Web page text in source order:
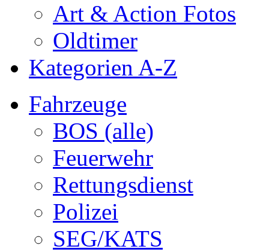
Art & Action Fotos
Oldtimer
Kategorien A-Z
Fahrzeuge
BOS (alle)
Feuerwehr
Rettungsdienst
Polizei
SEG/KATS